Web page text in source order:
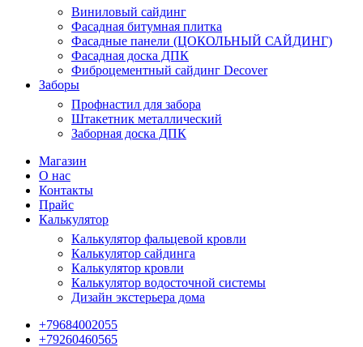
Виниловый сайдинг
Фасадная битумная плитка
Фасадные панели (ЦОКОЛЬНЫЙ САЙДИНГ)
Фасадная доска ДПК
Фиброцементный сайдинг Decover
Заборы
Профнастил для забора
Штакетник металлический
Заборная доска ДПК
Магазин
О нас
Контакты
Прайс
Калькулятор
Калькулятор фальцевой кровли
Калькулятор сайдинга
Калькулятор кровли
Калькулятор водосточной системы
Дизайн экстерьера дома
+79684002055
+79260460565